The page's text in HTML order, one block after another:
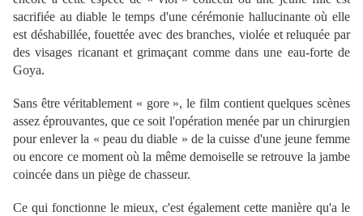
sacrifiée au diable le temps d'une cérémonie hallucinante où elle
est déshabillée, fouettée avec des branches, violée et reluquée par
des visages ricanant et grimaçant comme dans une eau-forte de
Goya.
Sans être véritablement « gore », le film contient quelques scènes
assez éprouvantes, que ce soit l'opération menée par un chirurgien
pour enlever la « peau du diable » de la cuisse d'une jeune femme
ou encore ce moment où la même demoiselle se retrouve la jambe
coincée dans un piège de chasseur.
Ce qui fonctionne le mieux, c'est également cette manière qu'a le